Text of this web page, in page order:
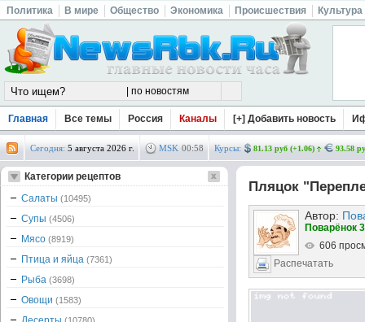
Политика В мире Общество Экономика Происшествия Культура
Главная Все темы Россия Каналы [+] Добавить новость
Сегодня: 5 августа 2026 г. MSK 00:58 Курсы: 81.13 руб (+1.06) 93.58
Пляцок
Автор:
Поварёнок
606
Распечатать
Категории рецептов
Салаты (10495)
Супы (4506)
Мясо (8919)
Птица и яйца (7361)
Рыба (3698)
Овощи (1583)